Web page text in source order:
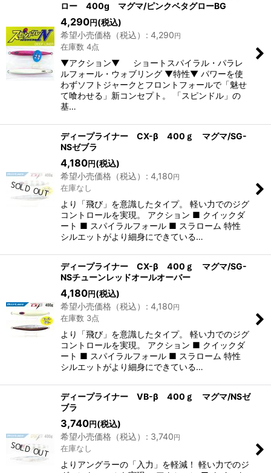
ロー 400g マグマ/ピンクベタグローBG
4,290円(税込)
希望小売価格（税込）
: 4,290円
在庫数 4点
▼アクション▼ ショートスパイラル・パラレ
ルフォール・ウォブリング ▼特性▼ パワーを使
わずソフトジャークとフロントフォールで「魅せ
て喰わせる」新コンセプト。 「スピンドル」の
基…
ディープライナー CX-β 400ｇ マグマ/SG-
NSゼブラ
4,180円(税込)
希望小売価格（税込）
: 4,180円
在庫なし
より「飛び」を意識したタイプ。 軽い力でのジグ
コントロールを実現。 アクション ■ クイックダ
ート ■ スパイラルフォール ■ スラローム 特性
シルエットがより細身にできている…
ディープライナー CX-β 400ｇ マグマ/SG-
NSチューンレッドオールオーバー
4,180円(税込)
希望小売価格（税込）
: 4,180円
在庫数 3点
より「飛び」を意識したタイプ。 軽い力でのジグ
コントロールを実現。 アクション ■ クイックダ
ート ■ スパイラルフォール ■ スラローム 特性
シルエットがより細身にできている…
ディープライナー VB-β 400ｇ マグマ/NSゼ
ブラ
3,740円(税込)
希望小売価格（税込）
: 3,740円
在庫なし
よりアングラーの「入力」を軽減！ 軽い力でのジ